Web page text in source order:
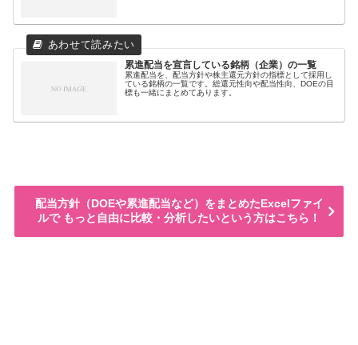
累進配当を宣言している銘柄（企業）の一覧
累進配当を、配当方針や株主還元方針の指標として採用し
ている銘柄の一覧です。総還元性向や配当性向、DOEの目
標も一緒にまとめてあります。
配当方針（DOEや累進配当など）をまとめたExcelファイ
ルで もっと自由に比較・分析したいという方はこちら！